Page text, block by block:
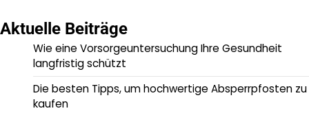
Aktuelle Beiträge
Wie eine Vorsorgeuntersuchung Ihre Gesundheit
langfristig schützt
Die besten Tipps, um hochwertige Absperrpfosten zu
kaufen